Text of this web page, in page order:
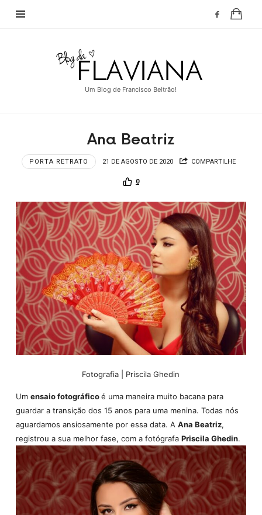
Blog
da
FlavianaUm Blog de Francisco Beltrão!
Ana Beatriz
PORTA RETRATO 21 DE AGOSTO DE 2020 COMPARTILHE
0
Fotografia | Priscila Ghedin
Um ensaio fotográficoé uma maneira muito bacana para
guardar a transição dos 15 anos para uma menina. Todas nós
aguardamos ansiosamente por essa data. A Ana Beatriz,
registrou a sua melhor fase, com a fotógrafa Priscila Ghedin.